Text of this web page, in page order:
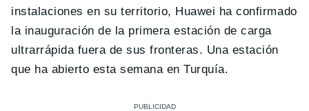
instalaciones en su territorio, Huawei ha confirmado
la inauguración de la primera estación de carga
ultrarrápida fuera de sus fronteras. Una estación
que ha abierto esta semana en Turquía.